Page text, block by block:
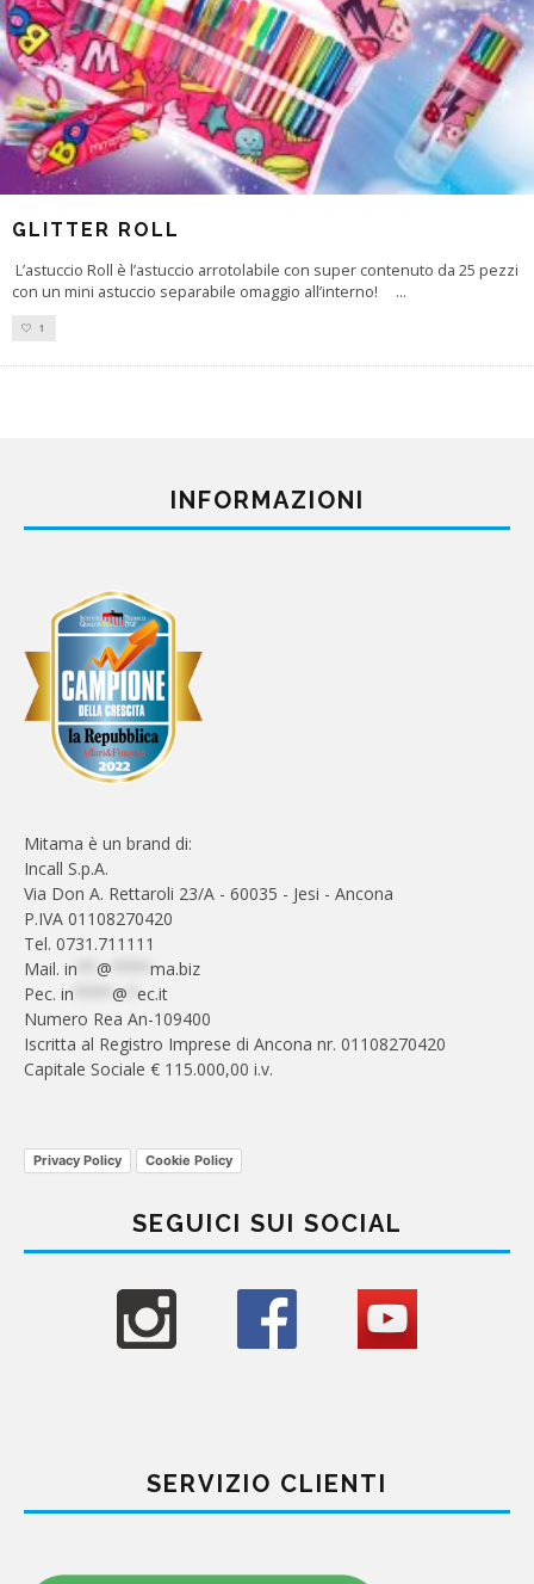
GLITTER ROLL
L’astuccio Roll è l’astuccio arrotolabile con super contenuto da 25 pezzi
con un mini astuccio separabile omaggio all’interno! ...
1
INFORMAZIONI
Mitama è un brand di:
Incall S.p.A.
Via Don A. Rettaroli 23/A - 60035 - Jesi - Ancona
P.IVA 01108270420
Tel. 0731.711111
Mail. in @
ma.biz
Pec. in @ ec.it
Numero Rea An-109400
Iscritta al Registro Imprese di Ancona nr. 01108270420
Capitale Sociale € 115.000,00 i.v.
Privacy Policy Cookie Policy
SEGUICI SUI SOCIAL
SERVIZIO CLIENTI